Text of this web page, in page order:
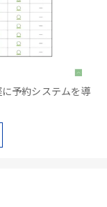
予約システムを導